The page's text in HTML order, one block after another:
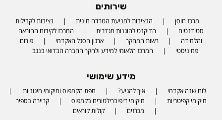
שירותים
מרכז חוסן הנציבות למניעת הטרדה מינית
נציבות לקבילות
סטודנטים
הדיקנט להוגנות מגדרית
המרכז לקידום ההוראה
והלמידה
רשות המחקר ארגון הסגל האקדמי
פורום
פמיניסטי
המרכז הלאומי למידע ולחקר החברה הבדואי בנגב
מידע שימושי
לוח שנה אקדמי איך להגיע?
מפת הקמפוס ומיקומי מיגוניות
מיקומי קפיטריות
מיקומי דיפיברילטורים בקמפוס
קריירה בספיר
מכרזים
קולות קוראים